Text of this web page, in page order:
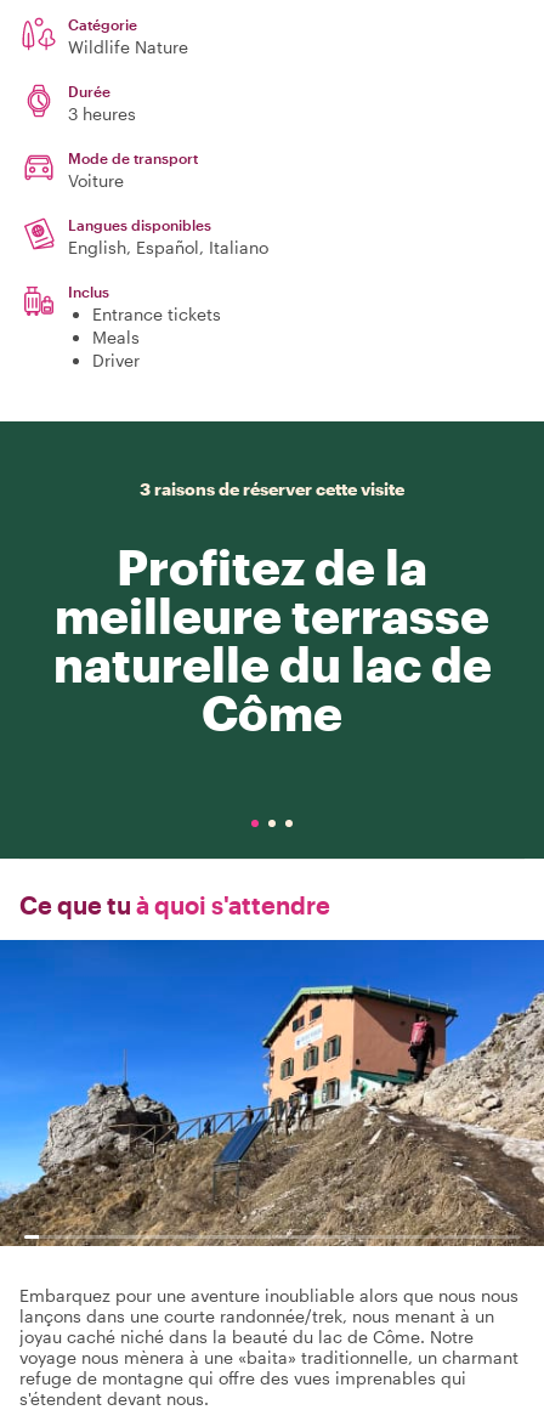
Catégorie
Wildlife Nature
Durée
3 heures
Mode de transport
Voiture
Langues disponibles
English, Español, Italiano
Inclus
Entrance tickets
Meals
Driver
3 raisons de réserver cette visite
Profitez de la
meilleure terrasse
naturelle du lac de
Côme
Ce que tu à quoi s'attendre
Embarquez pour une aventure inoubliable alors que nous nous
lançons dans une courte randonnée/trek, nous menant à un
joyau caché niché dans la beauté du lac de Côme. Notre
voyage nous mènera à une «baita» traditionnelle, un charmant
refuge de montagne qui offre des vues imprenables qui
s'étendent devant nous.